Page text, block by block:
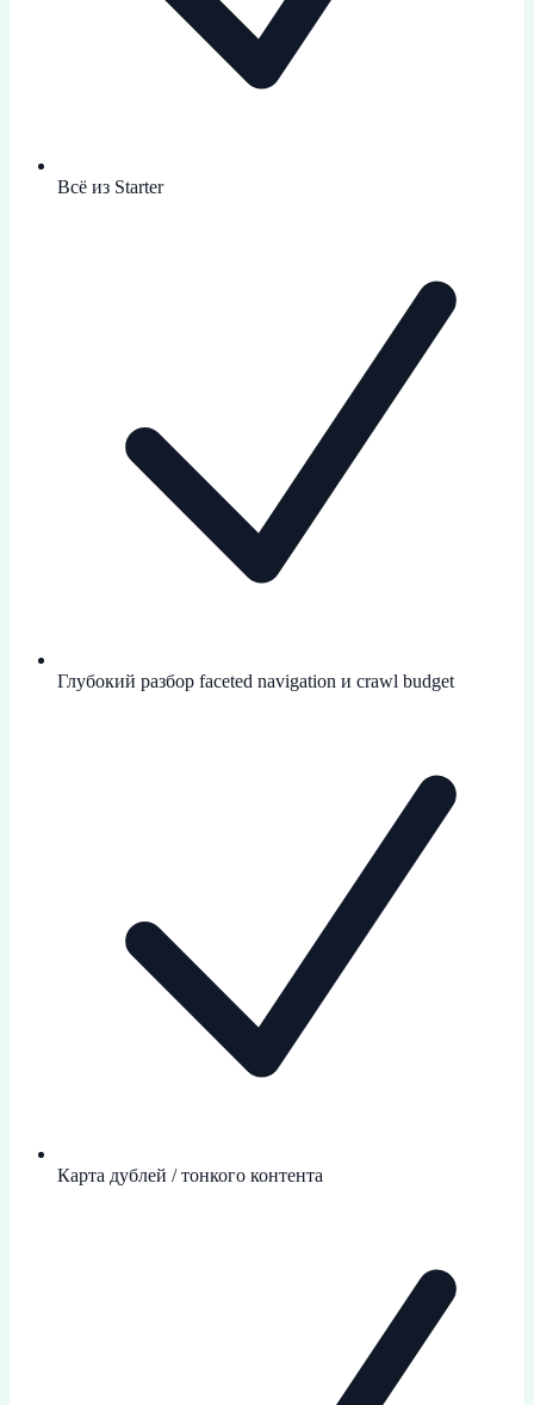
Всё из Starter
Глубокий разбор faceted navigation и crawl budget
Карта дублей / тонкого контента